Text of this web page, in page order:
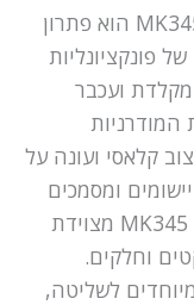
לוג'יטק וויירלס קומבו MK345 920-006491 הוא פתרון
פונקציונליות
ועכבר
קלאסי ועונה על
ומסמכים
שונים.המקלדת לוג'יטק וויירלס קומבו MK345 מצוידת
וחלקים.
מיוחדים לשליטה,